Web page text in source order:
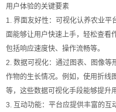
用户体验的关键要素
1. 界面友好性：可视化认养农业
面能够让用户快速上手，轻松查看
包括响应速度快、操作流畅等。
2. 数据可视化：通过图表、图像等
作物的生长情况。例如，使用折线
等，这些数据可视化手段能够提升
3. 互动功能：平台应提供丰富的互